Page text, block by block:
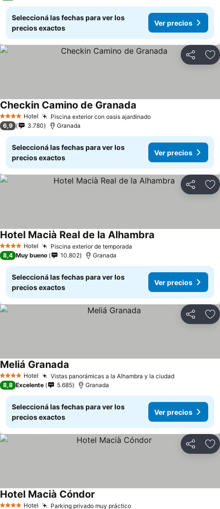
Seleccioná las fechas para ver los
precios exactos
Ver precios
Compartir
4 EstrellasHotel Piscina exterior con oasis ajardinado
Checkin Camino de Granada
6,9 3.780 Granada
Seleccioná las fechas para ver los
precios exactos
Ver precios
Compartir
4 EstrellasHotel Piscina exterior de temporada
Hotel Macià Real de la Alhambra
8,4 Muy bueno 10.802 Granada
Seleccioná las fechas para ver los
precios exactos
Ver precios
Compartir
4 EstrellasHotel Vistas panorámicas a la Alhambra y la ciudad
Meliá Granada
8,8 Excelente 5.685 Granada
Seleccioná las fechas para ver los
precios exactos
Ver precios
Compartir
Hotel Parking privado muy práctico
Hotel Macià Cóndor